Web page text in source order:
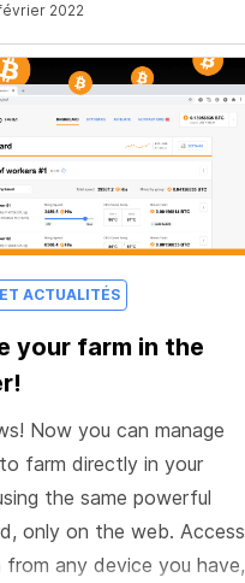
2022
ACTUALITÉS
your farm in the
Now you can manage
farm directly in your
the same powerful
only on the web. Access
from any device you have,